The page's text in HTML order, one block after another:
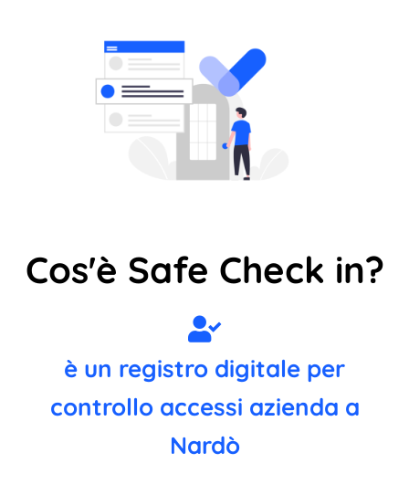
Cos'è Safe Check in?
è un registro digitale per
controllo accessi azienda a
Nardò